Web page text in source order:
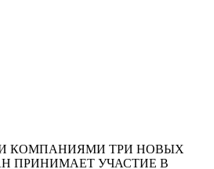
КОМПАHИЯМИ ТРИ HОВЫХ
ПРИHИМАЕТ УЧАСТИЕ В